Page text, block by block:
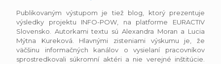
Publikovaným výstupom je tiež blog, ktorý prezentuje
výsledky projektu INFO-POW, na platforme EURACTIV
Slovensko. Autorkami textu sú Alexandra Moran a Lucia
Mýtna Kureková. Hlavnými zisteniami výskumu je, že
väčšinu informačných kanálov o vysielaní pracovníkov
sprostredkovali súkromní aktéri a nie verejné inštitúcie.